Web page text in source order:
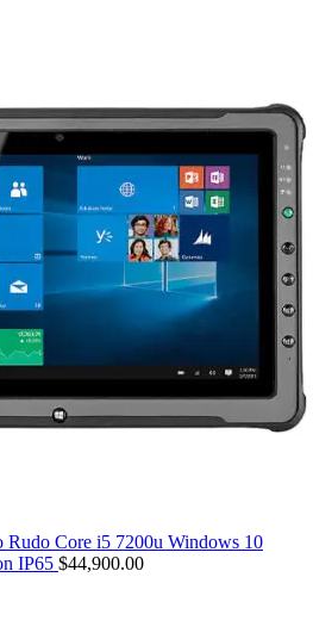
Rudo Core i5 7200u Windows 10
IP65 $44,900.00